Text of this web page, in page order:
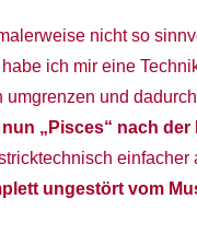
nicht so
ich mir eine
umgrenzen und
„Pisces“ nach
einfacher
ungestört vom